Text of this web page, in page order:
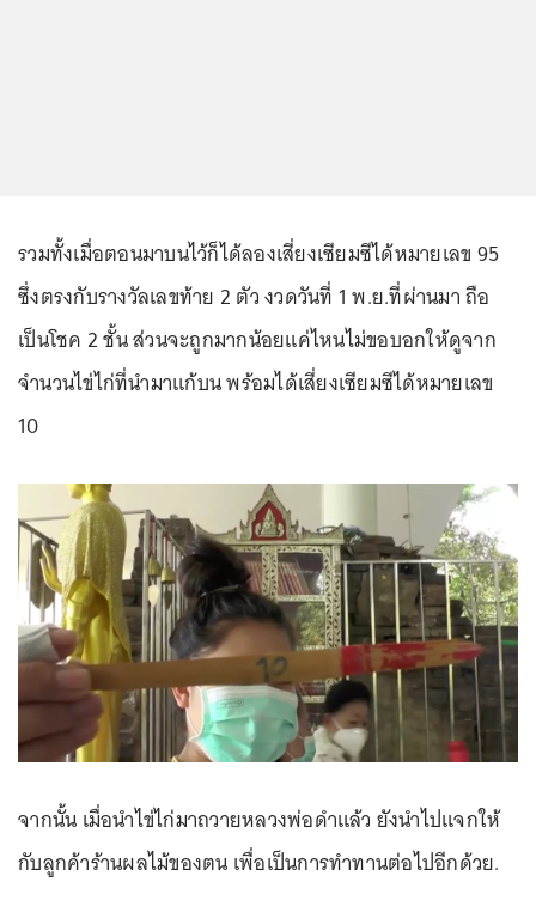
รวมทั้งเมื่อตอนมาบนไว้ก็ได้ลองเสี่ยงเซียมซีได้หมายเลข 95
ซึ่งตรงกับรางวัลเลขท้าย 2 ตัว งวดวันที่ 1 พ.ย.ที่ผ่านมา ถือ
เป็นโชค 2 ชั้น ส่วนจะถูกมากน้อยแค่ไหนไม่ขอบอกให้ดูจาก
จำนวนไข่ไก่ที่นำมาแก้บน พร้อมได้เสี่ยงเซียมซีได้หมายเลข
10
จากนั้น เมื่อนำไข่ไก่มาถวายหลวงพ่อดำแล้ว ยังนำไปแจกให้
กับลูกค้าร้านผลไม้ของตน เพื่อเป็นการทำทานต่อไปอีกด้วย.